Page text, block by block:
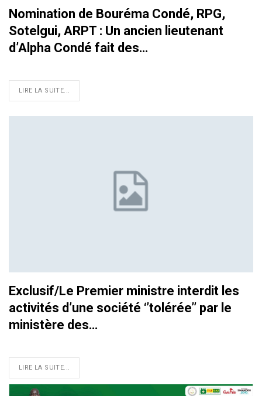
Nomination de Bouréma Condé, RPG,
Sotelgui, ARPT : Un ancien lieutenant
d’Alpha Condé fait des…
LIRE LA SUITE...
Exclusif/Le Premier ministre interdit les
activités d’une société ‘’tolérée’’ par le
ministère des…
LIRE LA SUITE...